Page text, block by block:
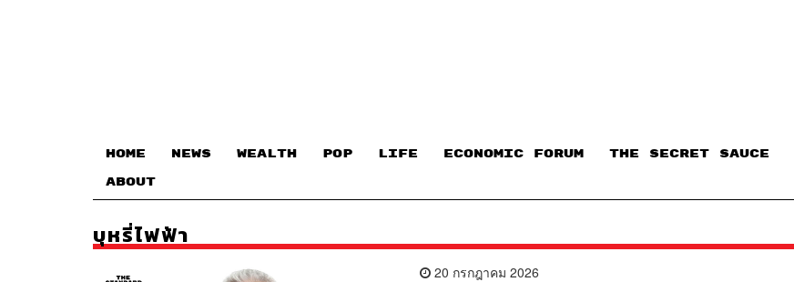
HOME NEWS WEALTH POP LIFE ECONOMIC FORUM THE SECRET SAUCE​
ABOUT
บุหรี่ไฟฟ้า
20 กรกฎาคม 2026